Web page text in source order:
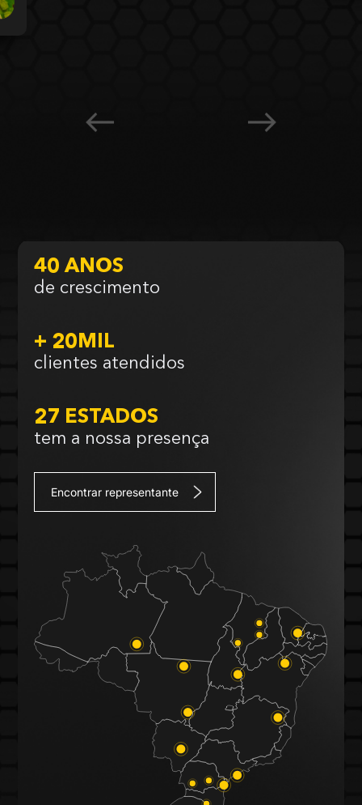
40 ANOS
de crescimento
+ 20MIL
clientes atendidos
27 ESTADOS
tem a nossa presença
Encontrar representante